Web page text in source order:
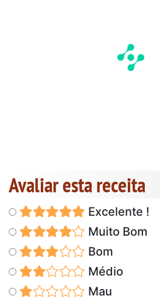
Avaliar esta receita
Excelente !
Muito Bom
Bom
Médio
Mau